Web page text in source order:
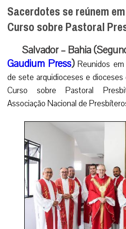
Sacerdotes se reúnem
Curso sobre Pastoral
Salvador – Bahia
Gaudium Press) Reunidos
de sete arquidioceses e dioceses
Curso sobre Pastoral
Associação Nacional de